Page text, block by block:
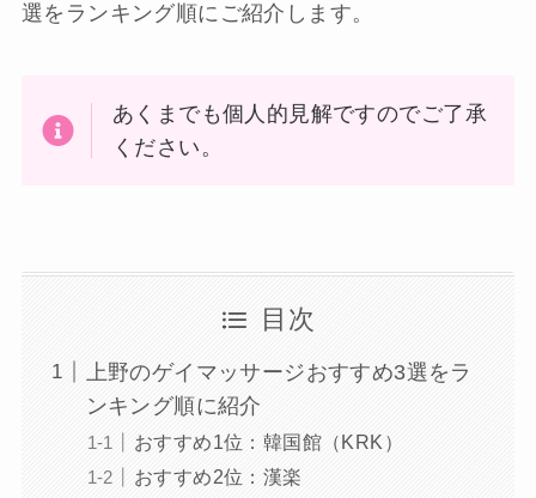
選をランキング順にご紹介します。
あくまでも個人的見解ですのでご了承
ください。
目次
上野のゲイマッサージおすすめ3選をラ
ンキング順に紹介
おすすめ1位：韓国館（KRK）
おすすめ2位：漢楽